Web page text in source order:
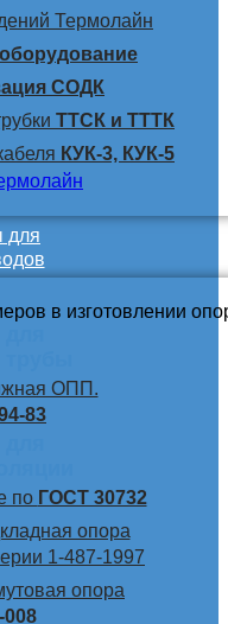
Термолайн
СОДК
ТТСК и ТТТК
КУК-3, КУК-5
для
ОПП.
83
по ГОСТ 30732
опора
1-487-1997
опора